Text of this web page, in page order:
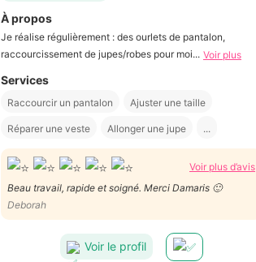
À propos
Je réalise régulièrement : des ourlets de pantalon,
raccourcissement de jupes/robes pour moi... Voir plus
Services
Raccourcir un pantalon Ajuster une taille
Réparer une veste Allonger une jupe ...
Voir plus d’avis
Beau travail, rapide et soigné. Merci Damaris 🙂
Deborah
Voir le profil